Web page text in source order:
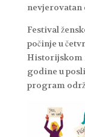
nevjerovatan
Festival
počinje u
Historijskom
godine u
program